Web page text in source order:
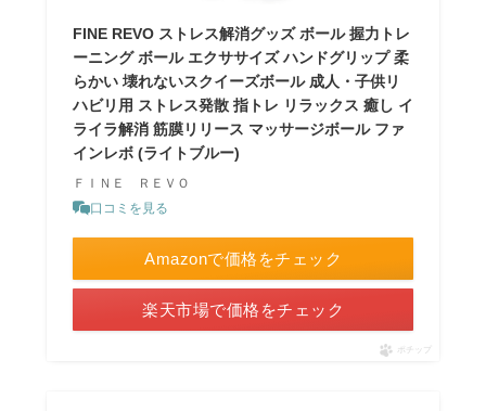
FINE REVO ストレス解消グッズ ボール 握力トレ
ーニング ボール エクササイズ ハンドグリップ 柔
らかい 壊れないスクイーズボール 成人・子供リ
ハビリ用 ストレス発散 指トレ リラックス 癒し イ
ライラ解消 筋膜リリース マッサージボール ファ
インレボ (ライトブルー)
ＦＩＮＥ ＲＥＶＯ
口コミを見る
Amazonで価格をチェック
楽天市場で価格をチェック
ポチップ